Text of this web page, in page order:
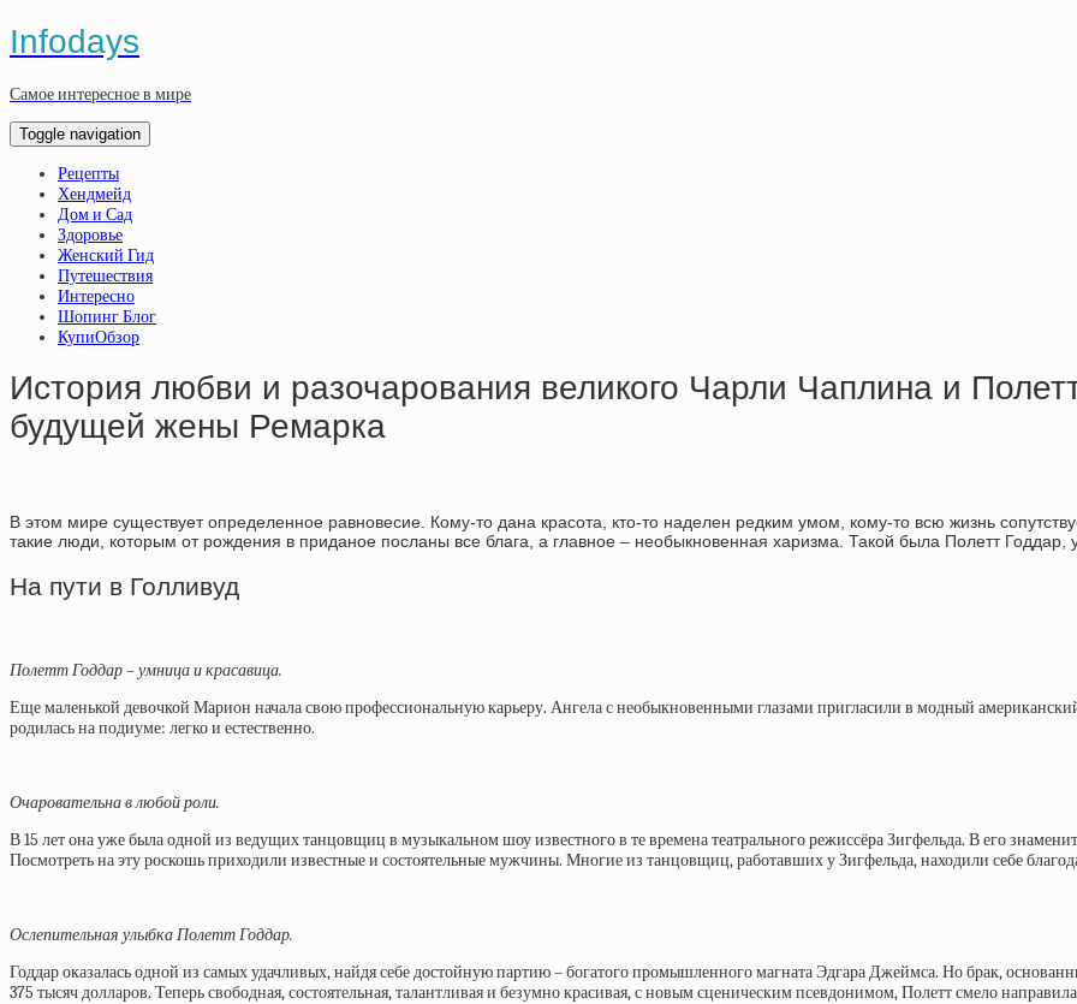
Infodays
Самое интересное в мире
Toggle navigation
Рецепты
Хендмейд
Дом и Сад
Здоровье
Женский Гид
Путешествия
Интересно
Шопинг Блог
КупиОбзор
История любви и разочарования великого Чарли Чаплина и
будущей жены Ремарка
В этом мире существует определенное равновесие. Кому-то дана красота, кто-то наделен редким умом, кому-то всю жизнь
такие люди, которым от рождения в приданое посланы все блага, а главное – необыкновенная харизма. Такой была Полетт
На пути в Голливуд
Полетт Годдар – умница и красавица.
Еще маленькой девочкой Марион начала свою профессиональную карьеру. Ангела с необыкновенными глазами пригласили в модный
родилась на подиуме: легко и естественно.
Очаровательна в любой роли.
В 15 лет она уже была одной из ведущих танцовщиц в музыкальном шоу известного в те времена театрального режиссёра Зигфельда. В его
Посмотреть на эту роскошь приходили известные и состоятельные мужчины. Многие из танцовщиц, работавших у Зигфельда, находили себе
Ослепительная улыбка Полетт Годдар.
Годдар оказалась одной из самых удачливых, найдя себе достойную партию – богатого промышленного магната Эдгара Джеймса. Но брак,
375 тысяч долларов. Теперь свободная, состоятельная, талантливая и безумно красивая, с новым сценическим псевдонимом, Полетт смело